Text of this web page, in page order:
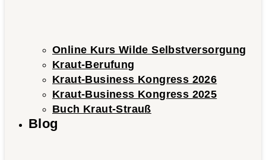
Online Kurs Wilde Selbstversorgung
Kraut-Berufung
Kraut-Business Kongress 2026
Kraut-Business Kongress 2025
Buch Kraut-Strauß
Blog